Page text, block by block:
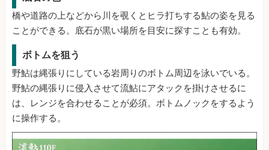
橋や道路の上などから川を覗くとヒラ打ちする鮎の姿を見る
ことができる。底石が黒い場所を目安に探すことも有効。
ボトムを狙う
野鮎は縄張りにしている岩周りのボトム周辺を泳いでいる。
野鮎の縄張りに侵入させて流鮎にアタックを掛けさせるに
は、レンジを合わせることが必須。ボトムノックをするよう
に操作する。